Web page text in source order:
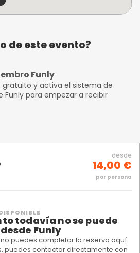
de este evento?
Funly
gratuito y activa el sistema de
Funly para empezar a recibir
desde
14,00 €
por persona
todavía no se puede
Funly
puedes completar la reserva aquí.
puedes contactar directamente con